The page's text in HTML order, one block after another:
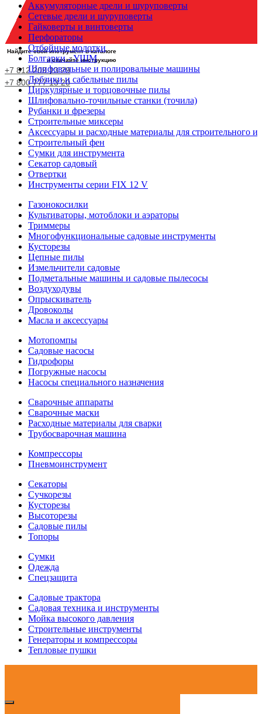
Найдите свой инструмент в каталоге
и скачайте инструкцию
+7 812 209 13 29
+7 800 777 13 20
Аккумуляторные дрели и шуруповерты
Сетевые дрели и шуруповерты
Гайковерты и винтоверты
Перфораторы
Отбойные молотки
Болгарки - УШМ
Шлифовальные и полировальные машины
Лобзики и сабельные пилы
Циркулярные и торцовочные пилы
Шлифовально-точильные станки (точила)
Рубанки и фрезеры
Строительные миксеры
Аксессуары и расходные материалы для строительного
Строительный фен
Сумки для инструмента
Секатор садовый
Отвертки
Инструменты серии FIX 12 V
Газонокосилки
Культиваторы, мотоблоки и аэраторы
Триммеры
Многофункциональные садовые инструменты
Кусторезы
Цепные пилы
Измельчители садовые
Подметальные машины и садовые пылесосы
Воздуходувы
Опрыскиватель
Дровоколы
Масла и аксессуары
Мотопомпы
Садовые насосы
Гидрофоры
Погружные насосы
Насосы специального назначения
Сварочные аппараты
Сварочные маски
Расходные материалы для сварки
Трубосварочная машина
Компрессоры
Пневмоинструмент
Секаторы
Сучкорезы
Кусторезы
Высоторезы
Садовые пилы
Топоры
Сумки
Одежда
Спецзащита
Садовые трактора
Садовая техника и инструменты
Мойка высокого давления
Строительные инструменты
Генераторы и компрессоры
Тепловые пушки